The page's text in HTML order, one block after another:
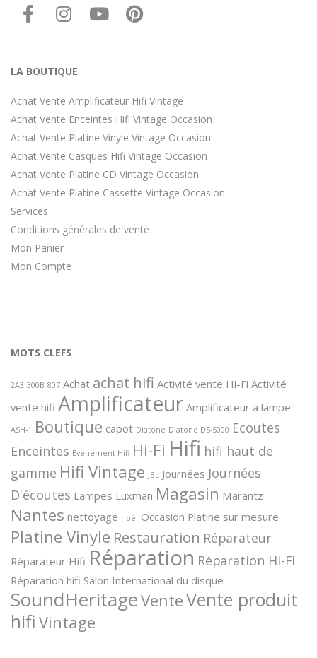
LA BOUTIQUE
Achat Vente Amplificateur Hifi Vintage
Achat Vente Enceintes Hifi Vintage Occasion
Achat Vente Platine Vinyle Vintage Occasion
Achat Vente Casques Hifi Vintage Occasion
Achat Vente Platine CD Vintage Occasion
Achat Vente Platine Cassette Vintage Occasion
Services
Conditions générales de vente
Mon Panier
Mon Compte
MOTS CLEFS
2A3 300B 807 Achat achat hifi Activité vente Hi-Fi Activité
vente hifi Amplificateur Amplificateur a lampe
ASH-1 Boutique capot Diatone Diatone DS-5000 Ecoutes
Enceintes Evenement Hifi Hi-Fi Hifi hifi haut de
gamme Hifi Vintage JBL Journées Journées
D'écoutes Lampes Luxman Magasin Marantz
Nantes nettoyage noël Occasion Platine sur mesure
Platine Vinyle Restauration Réparateur
Réparateur Hifi Réparation Réparation Hi-Fi
Réparation hifi Salon International du disque
SoundHeritageVenteVente produit
hifi Vintage